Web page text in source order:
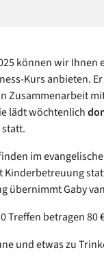
können wir Ihnen
Kurs anbieten.
Zusammenarbeit
lädt wöchtenlich
statt.
im
Kinderbetreuung
übernimmt Gaby
Treffen betragen 80
und etwas zu